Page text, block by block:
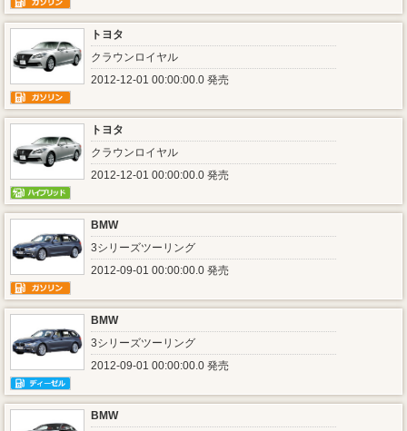
トヨタ
クラウンロイヤル
2012-12-01 00:00:00.0 発売
トヨタ
クラウンロイヤル
2012-12-01 00:00:00.0 発売
BMW
3シリーズツーリング
2012-09-01 00:00:00.0 発売
BMW
3シリーズツーリング
2012-09-01 00:00:00.0 発売
BMW